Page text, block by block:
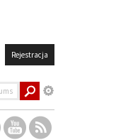
Rejestracja